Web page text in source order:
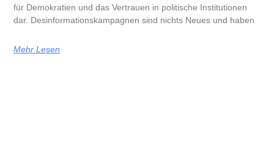
für Demokratien und das Vertrauen in politische Institutionen
dar. Desinformationskampagnen sind nichts Neues und haben
Mehr Lesen